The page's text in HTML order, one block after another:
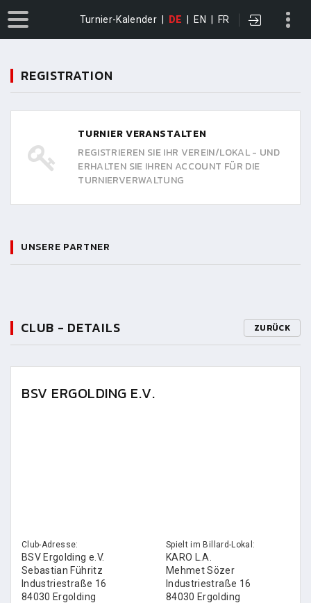
Turnier-Kalender DE EN FR
REGISTRATION
TURNIER VERANSTALTEN
REGISTRIEREN SIE IHR VEREIN/LOKAL - UND
ERHALTEN SIE IHREN ACCOUNT FÜR DIE
TURNIERVERWALTUNG
UNSERE PARTNER
CLUB - DETAILS ZURÜCK
BSV ERGOLDING E.V.
Club-Adresse:
BSV Ergolding e.V.
Sebastian Führitz
Industriestraße 16
84030 Ergolding
Spielt im Billard-Lokal:
KARO L.A.
Mehmet Sözer
Industriestraße 16
84030 Ergolding